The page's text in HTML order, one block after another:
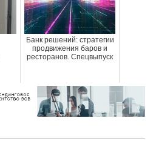
Банк решений: стратегии
продвижения баров и
ресторанов. Спецвыпуск